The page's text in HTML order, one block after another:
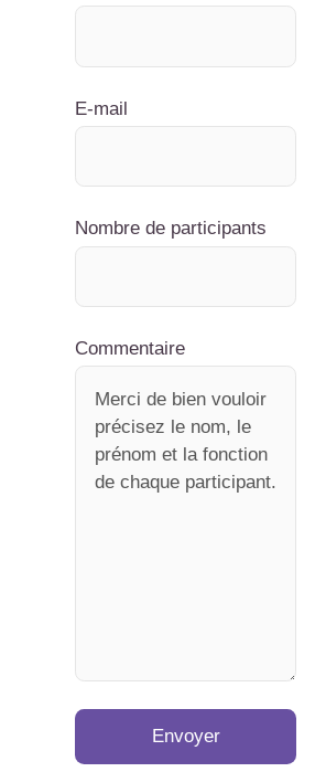
E-mail
Nombre de participants
Commentaire